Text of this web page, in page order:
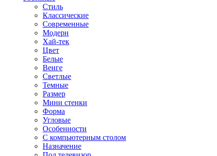
Стиль
Классические
Современные
Модерн
Хай-тек
Цвет
Белые
Венге
Светлые
Темные
Размер
Мини стенки
Форма
Угловые
Особенности
С компьютерным столом
Назначение